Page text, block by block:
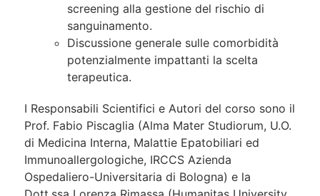
screening alla gestione del rischio di
sanguinamento.
Discussione generale sulle comorbidità
potenzialmente impattanti la scelta
terapeutica.
I Responsabili Scientifici e Autori del corso sono il
Prof. Fabio Piscaglia (Alma Mater Studiorum, U.O.
di Medicina Interna, Malattie Epatobiliari ed
Immunoallergologiche, IRCCS Azienda
Ospedaliero-Universitaria di Bologna) e la